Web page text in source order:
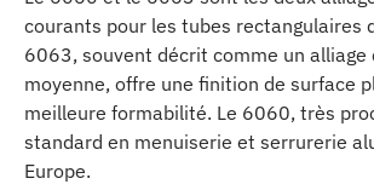
courants pour les tubes rectangulaires
6063, souvent décrit comme un alliage
moyenne, offre une finition de surface
meilleure formabilité. Le 6060, très
standard en menuiserie et serrurerie
Europe.